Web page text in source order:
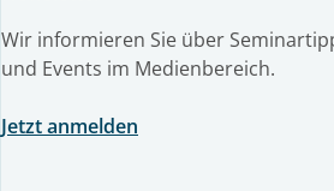
Wir informieren Sie über
und Events im Medienbereich.
Jetzt anmelden